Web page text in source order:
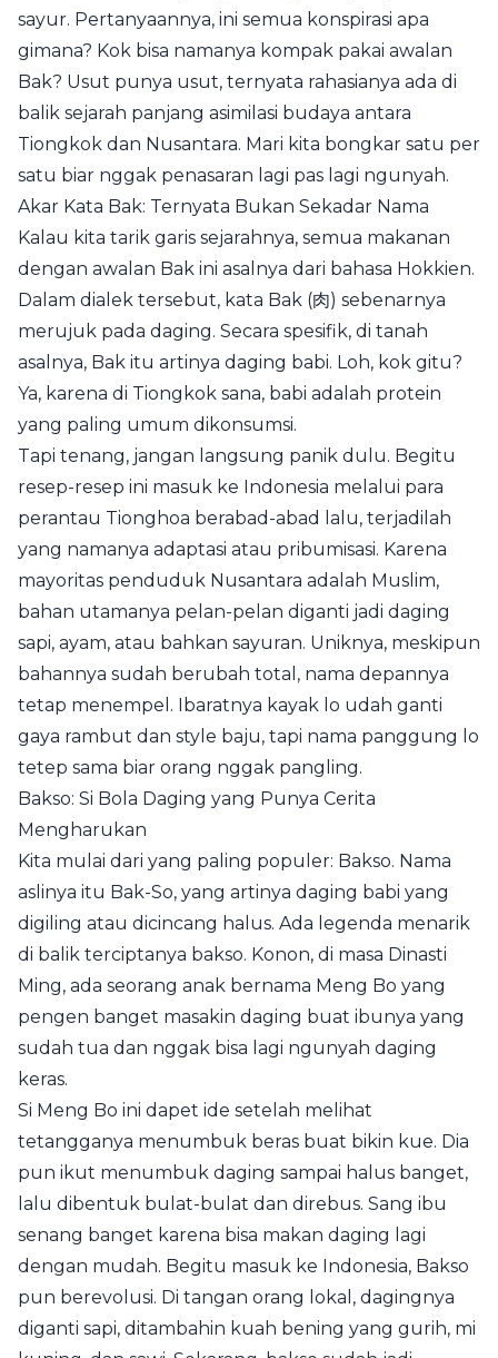
sayur. Pertanyaannya, ini semua konspirasi apa
gimana? Kok bisa namanya kompak pakai awalan
Bak? Usut punya usut, ternyata rahasianya ada di
balik sejarah panjang asimilasi budaya antara
Tiongkok dan Nusantara. Mari kita bongkar satu per
satu biar nggak penasaran lagi pas lagi ngunyah.
Akar Kata Bak: Ternyata Bukan Sekadar Nama
Kalau kita tarik garis sejarahnya, semua makanan
dengan awalan Bak ini asalnya dari bahasa Hokkien.
Dalam dialek tersebut, kata Bak (肉) sebenarnya
merujuk pada daging. Secara spesifik, di tanah
asalnya, Bak itu artinya daging babi. Loh, kok gitu?
Ya, karena di Tiongkok sana, babi adalah protein
yang paling umum dikonsumsi.
Tapi tenang, jangan langsung panik dulu. Begitu
resep-resep ini masuk ke Indonesia melalui para
perantau Tionghoa berabad-abad lalu, terjadilah
yang namanya adaptasi atau pribumisasi. Karena
mayoritas penduduk Nusantara adalah Muslim,
bahan utamanya pelan-pelan diganti jadi daging
sapi, ayam, atau bahkan sayuran. Uniknya, meskipun
bahannya sudah berubah total, nama depannya
tetap menempel. Ibaratnya kayak lo udah ganti
gaya rambut dan style baju, tapi nama panggung lo
tetep sama biar orang nggak pangling.
Bakso: Si Bola Daging yang Punya Cerita
Mengharukan
Kita mulai dari yang paling populer: Bakso. Nama
aslinya itu Bak-So, yang artinya daging babi yang
digiling atau dicincang halus. Ada legenda menarik
di balik terciptanya bakso. Konon, di masa Dinasti
Ming, ada seorang anak bernama Meng Bo yang
pengen banget masakin daging buat ibunya yang
sudah tua dan nggak bisa lagi ngunyah daging
keras.
Si Meng Bo ini dapet ide setelah melihat
tetangganya menumbuk beras buat bikin kue. Dia
pun ikut menumbuk daging sampai halus banget,
lalu dibentuk bulat-bulat dan direbus. Sang ibu
senang banget karena bisa makan daging lagi
dengan mudah. Begitu masuk ke Indonesia, Bakso
pun berevolusi. Di tangan orang lokal, dagingnya
diganti sapi, ditambahin kuah bening yang gurih, mi